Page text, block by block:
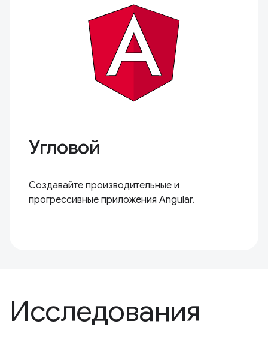
Угловой
Создавайте производительные и
прогрессивные приложения Angular.
Исследования